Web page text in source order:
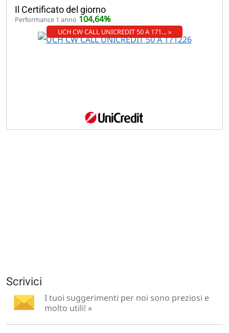
Il Certificato del giorno
Performance 1 anno 104,64%
UCH CW CALL UNICREDIT 50 A 171… »
Scrivici
I tuoi suggerimenti per noi sono preziosi e
molto utili! »